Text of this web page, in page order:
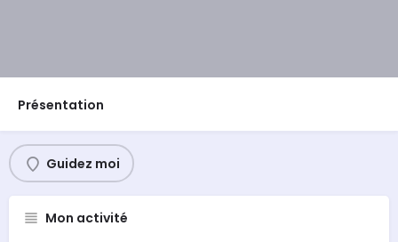
Présentation
Guidez moi
Mon activité